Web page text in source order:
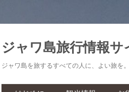
ジャワ島旅行情報サ
ジャワ島を旅するすべての人に、よい旅を。